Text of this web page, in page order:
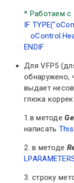
* Работаем с
IF
ENDIF
Для VFP5
обнаружено,
выдает
глюка
1.в методе
написать
2. в методе
3. строку